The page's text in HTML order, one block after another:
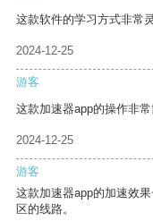
这款软件的学习方式非常
2024-12-25
游客
这款加速器app的操作非
2024-12-25
游客
这款加速器app的加速效
区的线路。